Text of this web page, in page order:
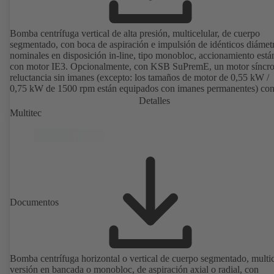
Bomba centrífuga vertical de alta presión, multicelular, de cuerpo
segmentado, con boca de aspiración e impulsión de idénticos
nominales en disposición in-line, tipo monobloc, accionamiento
con motor IE3. Opcionalmente, con KSB SuPremE, un motor
reluctancia sin imanes (excepto: los tamaños de motor de 0,55 kW /
0,75 kW de 1500 rpm están equipados con imanes permanentes)
de eficiencia IE4/IE5 según IEC TS 60034-30-2:2016, para su uso
sistema de regulación de velocidad de los modelos PumpDrive 2 o
Detalles
Multitec
Documentos
Bomba centrífuga horizontal o vertical de cuerpo segmentado,
versión en bancada o monobloc, de aspiración axial o radial, con